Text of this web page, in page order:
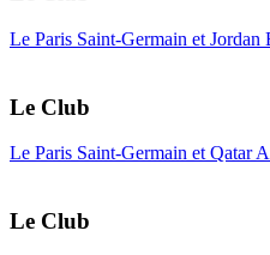
Le Paris Saint-Germain et
Le Club
Le Paris Saint-Germain et Qatar
Le Club